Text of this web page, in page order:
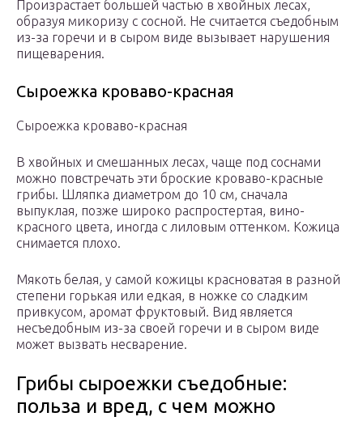
Произрастает большей частью в хвойных лесах,
образуя микоризу с сосной. Не считается съедобным
из-за горечи и в сыром виде вызывает нарушения
пищеварения.
Сыроежка кроваво-красная
Сыроежка кроваво-красная
В хвойных и смешанных лесах, чаще под соснами
можно повстречать эти броские кроваво-красные
грибы. Шляпка диаметром до 10 см, сначала
выпуклая, позже широко распростертая, вино-
красного цвета, иногда с лиловым оттенком. Кожица
снимается плохо.
Мякоть белая, у самой кожицы красноватая в разной
степени горькая или едкая, в ножке со сладким
привкусом, аромат фруктовый. Вид является
несъедобным из-за своей горечи и в сыром виде
может вызвать несварение.
Грибы сыроежки съедобные:
польза и вред, с чем можно